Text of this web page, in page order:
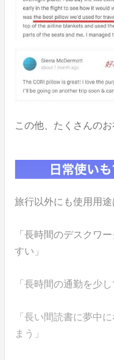
この他、たくさんの
旅行以外にも使用用途
「長時間のデスクワ
すい」
「長時間の通勤を少
「長い間読書に夢中
まう」